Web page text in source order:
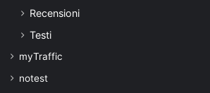
Recensioni
Testi
myTraffic
notest